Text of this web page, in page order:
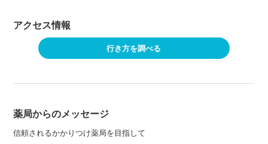
アクセス情報
行き方を調べる
薬局からのメッセージ
信頼されるかかりつけ薬局を目指して